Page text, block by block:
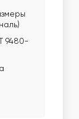
9480-